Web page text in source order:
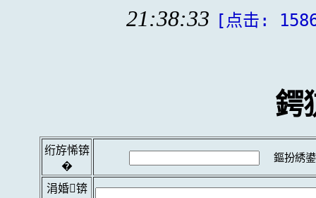
21:38:33 [点击:
鍔
绗斿悕锛
�
鏂扮綉
涓婚锛